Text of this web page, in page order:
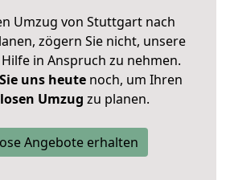
Umzug von Stuttgart nach
zögern Sie nicht, unsere
in Anspruch zu nehmen.
uns heutenoch, um Ihren
Umzug zu planen.
Angebote erhalten